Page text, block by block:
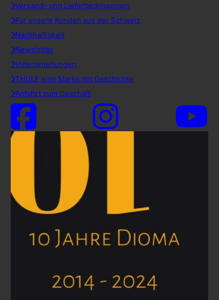
Versand- und Lieferbedingungen
Für unsere Kunden aus der Schweiz
Nachhaltigkeit
Newsletter
Videoanleitungen
THULE eine Marke mit Geschichte
Anfahrt zum Geschäft